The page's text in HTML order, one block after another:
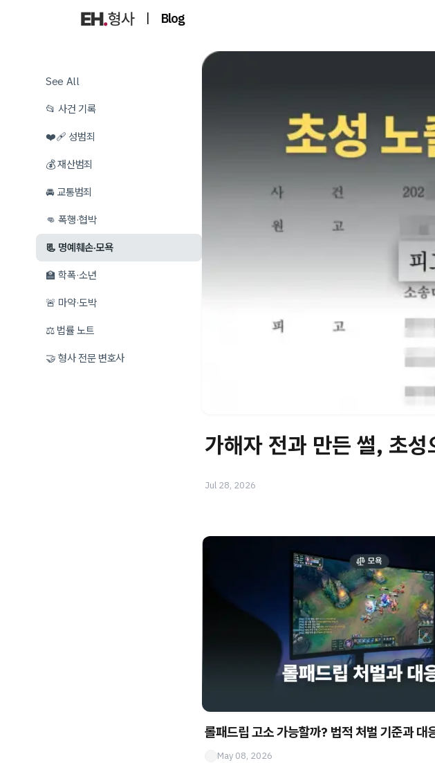
| Blog
See All
📂 사건 기록
❤️‍🩹 성범죄
💰 재산범죄
🚘 교통범죄
👊 폭행·협박
📃 명예훼손·모욕
🏫 학폭·소년
🚨 마약·도박
⚖️ 법률 노트
🤝 형사 전문 변호사
가해자 전과 만든 썰, 초
Jul 28, 2026
롤패드립 고소 가능할까? 법적 처벌 기준과 대
May 08, 2026